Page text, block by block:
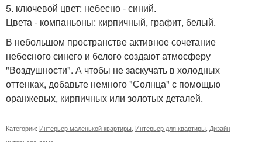
5. ключевой цвет: небесно - синий.
Цвета - компаньоны: кирпичный, графит, белый.
В небольшом пространстве активное сочетание
небесного синего и белого создают атмосферу
"Воздушности". А чтобы не заскучать в холодных
оттенках, добавьте немного "Солнца" с помощью
оранжевых, кирпичных или золотых деталей.
Категории: Интерьер маленькой квартиры Интерьер для квартиры Дизайн